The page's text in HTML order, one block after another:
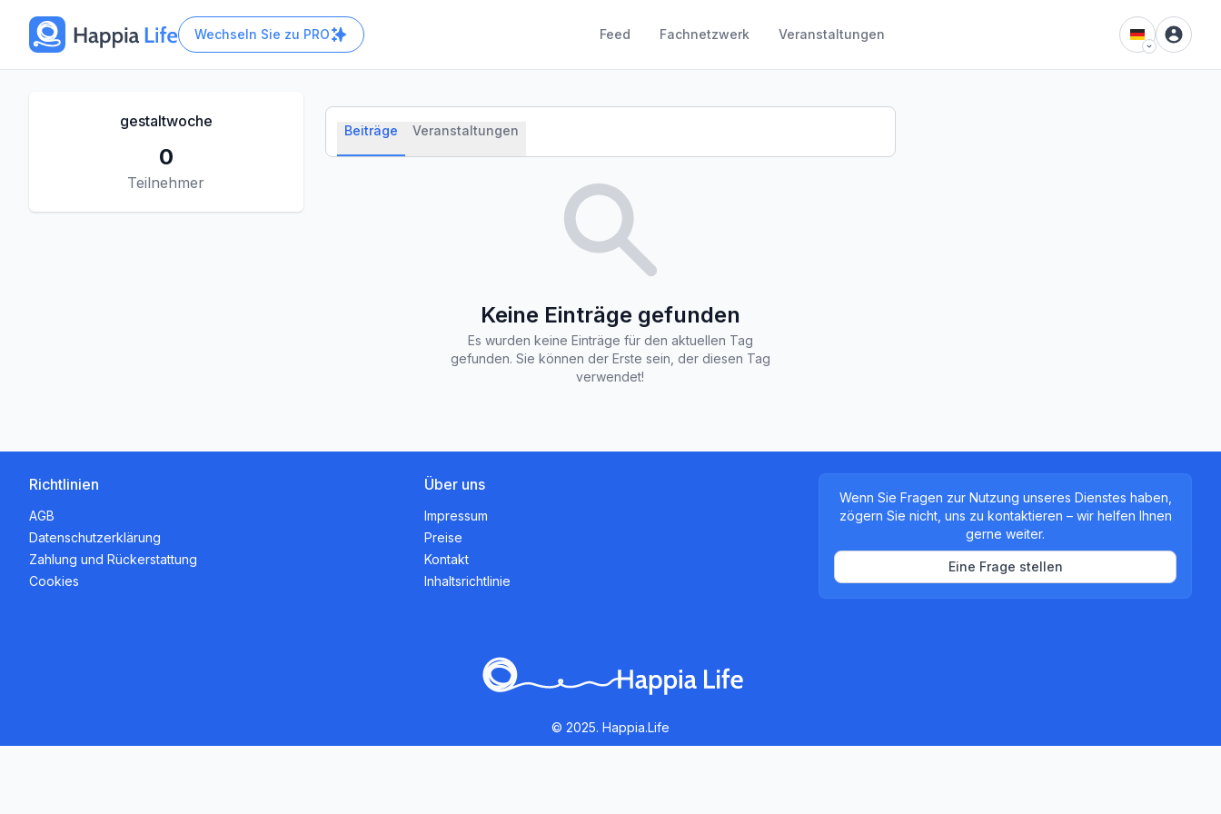
Wechseln Sie zu PRO Feed Fachnetzwerk Veranstaltungen
gestaltwoche
0
Teilnehmer
Beiträge Veranstaltungen
Keine Einträge gefunden
Es wurden keine Einträge für den aktuellen Tag
gefunden. Sie können der Erste sein, der diesen Tag
verwendet!
Richtlinien
AGB
Datenschutzerklärung
Zahlung und Rückerstattung
Cookies
Über uns
Impressum
Preise
Kontakt
Inhaltsrichtlinie
Wenn Sie Fragen zur Nutzung unseres Dienstes haben,
zögern Sie nicht, uns zu kontaktieren – wir helfen Ihnen
gerne weiter.
Eine Frage stellen
© 2025. Happia.Life